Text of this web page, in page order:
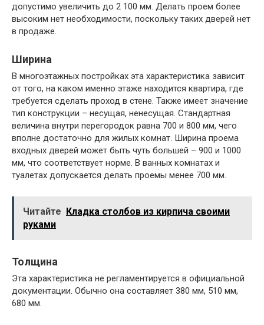
допустимо увеличить до 2 100 мм. Делать проем более
высоким нет необходимости, поскольку таких дверей нет
в продаже.
Ширина
В многоэтажных постройках эта характеристика зависит
от того, на каком именно этаже находится квартира, где
требуется сделать проход в стене. Также имеет значение
тип конструкции – несущая, ненесущая. Стандартная
величина внутри перегородок равна 700 и 800 мм, чего
вполне достаточно для жилых комнат. Ширина проема
входных дверей может быть чуть большей – 900 и 1000
мм, что соответствует норме. В ванных комнатах и
туалетах допускается делать проемы менее 700 мм.
Читайте Кладка столбов из кирпича своими
руками
Толщина
Эта характеристика не регламентируется в официальной
документации. Обычно она составляет 380 мм, 510 мм,
680 мм.